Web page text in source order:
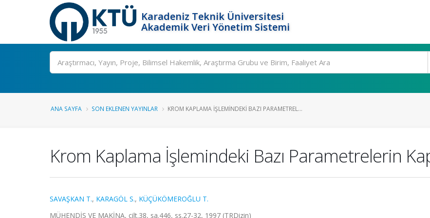
Karadeniz Teknik Üniversitesi
Akademik Veri Yönetim Sistemi
Ara
ANA SAYFA SON EKLENEN YAYINLAR KROM KAPLAMA İŞLEMINDEKI BAZI PARAMETREL...
Krom Kaplama İşlemindeki Bazı Parametrelerin
SAVAŞKAN T., KARAGÖL S., KÜÇÜKÖMEROĞLU T.
MÜHENDİS VE MAKİNA, cilt.38, sa.446, ss.27-32, 1997 (TRDizin)